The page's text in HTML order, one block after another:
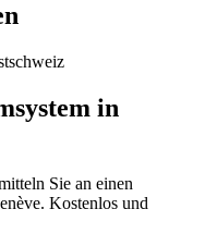
in
Sie an einen
Kostenlos und